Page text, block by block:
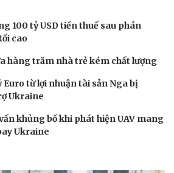
100 tỷ USD tiền thuế sau phán
cao
hàng trăm nhà trẻ kém chất lượng
Euro từ lợi nhuận tài sản Nga bị
Ukraine
khủng bố khi phát hiện UAV mang
Ukraine